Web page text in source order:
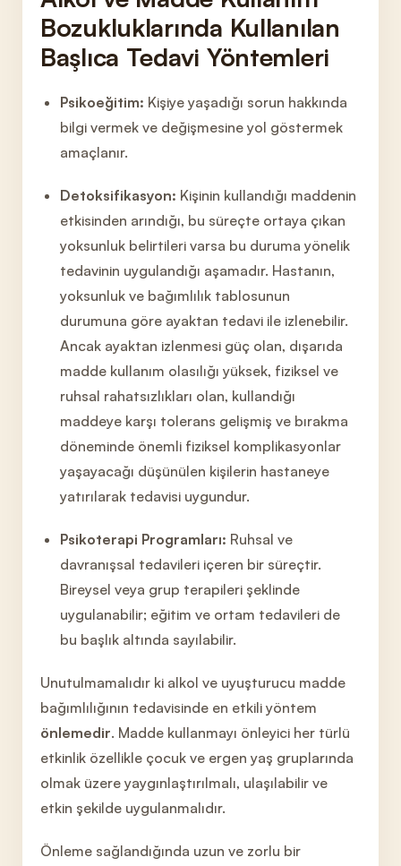
Bozukluklarında Kullanılan
Başlıca Tedavi Yöntemleri
Psikoeğitim: Kişiye yaşadığı sorun hakkında
bilgi vermek ve değişmesine yol göstermek
amaçlanır.
Detoksifikasyon: Kişinin kullandığı maddenin
etkisinden arındığı, bu süreçte ortaya çıkan
yoksunluk belirtileri varsa bu duruma yönelik
tedavinin uygulandığı aşamadır. Hastanın,
yoksunluk ve bağımlılık tablosunun
durumuna göre ayaktan tedavi ile izlenebilir.
Ancak ayaktan izlenmesi güç olan, dışarıda
madde kullanım olasılığı yüksek, fiziksel ve
ruhsal rahatsızlıkları olan, kullandığı
maddeye karşı tolerans gelişmiş ve bırakma
döneminde önemli fiziksel komplikasyonlar
yaşayacağı düşünülen kişilerin hastaneye
yatırılarak tedavisi uygundur.
Psikoterapi Programları: Ruhsal ve
davranışsal tedavileri içeren bir süreçtir.
Bireysel veya grup terapileri şeklinde
uygulanabilir; eğitim ve ortam tedavileri de
bu başlık altında sayılabilir.
Unutulmamalıdır ki alkol ve uyuşturucu madde
bağımlılığının tedavisinde en etkili yöntem
önlemedir. Madde kullanmayı önleyici her türlü
etkinlik özellikle çocuk ve ergen yaş gruplarında
olmak üzere yaygınlaştırılmalı, ulaşılabilir ve
etkin şekilde uygulanmalıdır.
Önleme sağlandığında uzun ve zorlu bir